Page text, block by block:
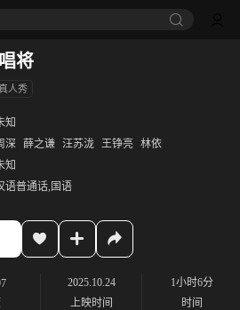
将
人秀
知
深 薛之谦 汪苏泷 王铮亮 林依
知
语普通话,国语
2025.10.24
上映时间
1小时6分
时间